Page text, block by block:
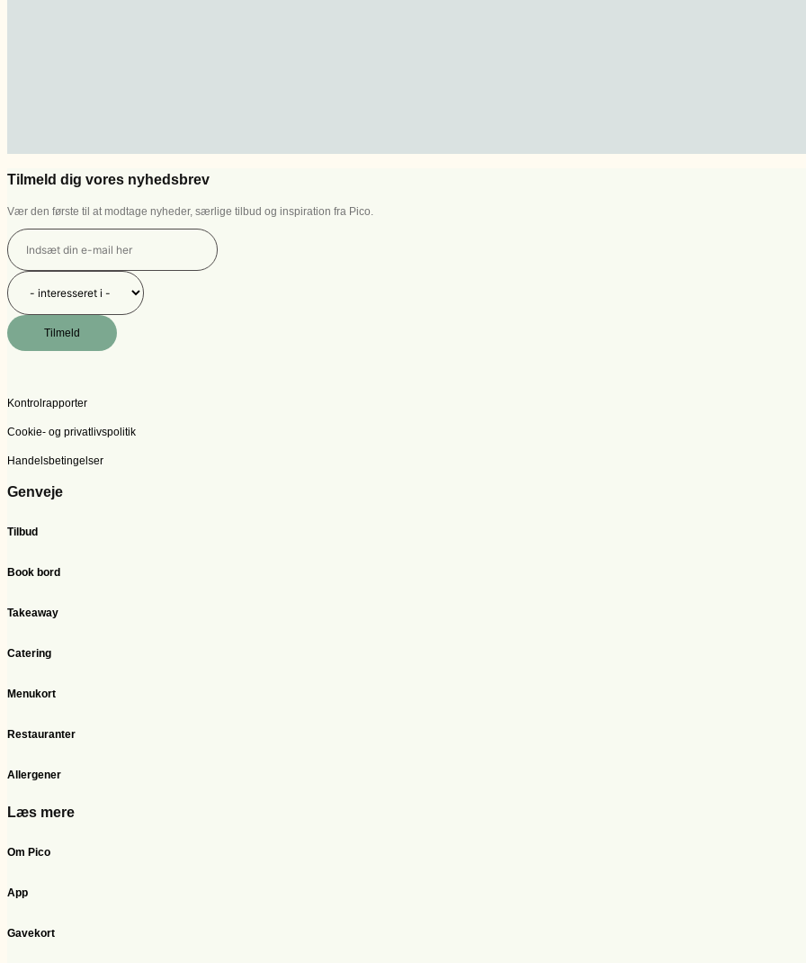
Tilmeld dig vores nyhedsbrev
Vær den første til at modtage nyheder, særlige tilbud og inspiration fra Pico.
Tilmeld
Kontrolrapporter
Cookie- og privatlivspolitik
Handelsbetingelser
Genveje
Tilbud
Book bord
Takeaway
Catering
Menukort
Restauranter
Allergener
Læs mere
Om Pico
App
Gavekort